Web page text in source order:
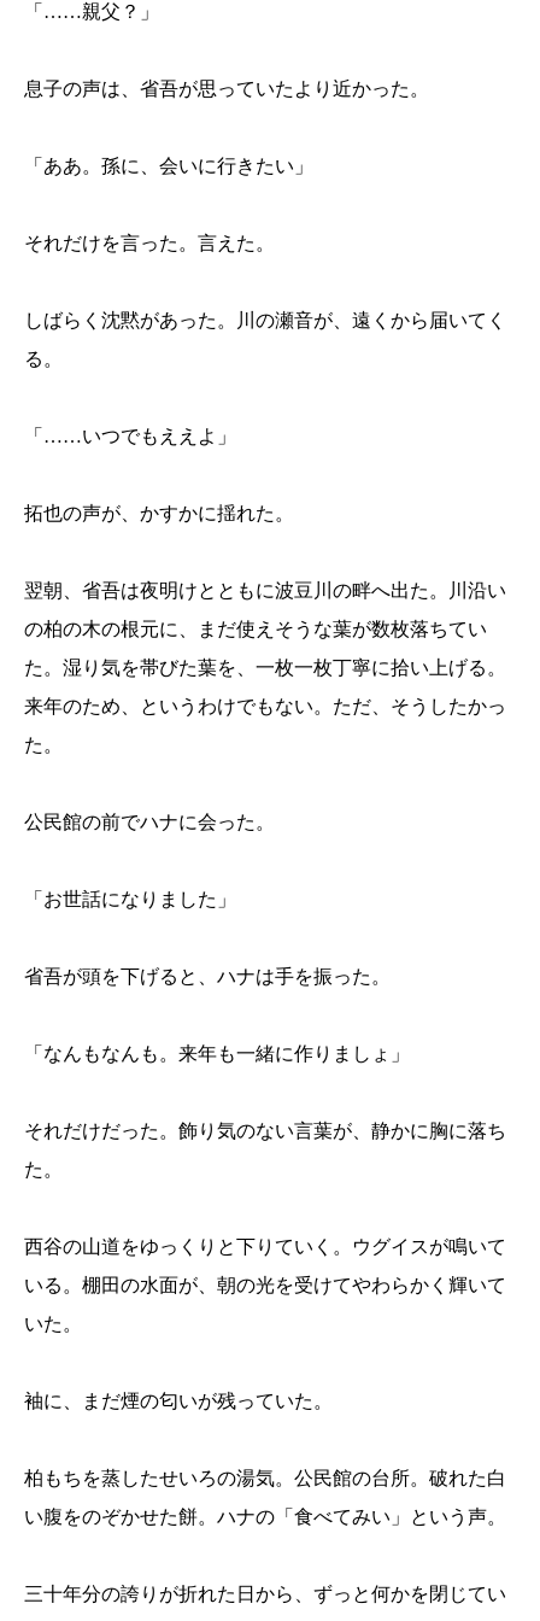
「……親父？」
息子の声は、省吾が思っていたより近かった。
「ああ。孫に、会いに行きたい」
それだけを言った。言えた。
しばらく沈黙があった。川の瀬音が、遠くから届いてく
る。
「……いつでもええよ」
拓也の声が、かすかに揺れた。
翌朝、省吾は夜明けとともに波豆川の畔へ出た。川沿い
の柏の木の根元に、まだ使えそうな葉が数枚落ちてい
た。湿り気を帯びた葉を、一枚一枚丁寧に拾い上げる。
来年のため、というわけでもない。ただ、そうしたかっ
た。
公民館の前でハナに会った。
「お世話になりました」
省吾が頭を下げると、ハナは手を振った。
「なんもなんも。来年も一緒に作りましょ」
それだけだった。飾り気のない言葉が、静かに胸に落ち
た。
西谷の山道をゆっくりと下りていく。ウグイスが鳴いて
いる。棚田の水面が、朝の光を受けてやわらかく輝いて
いた。
袖に、まだ煙の匂いが残っていた。
柏もちを蒸したせいろの湯気。公民館の台所。破れた白
い腹をのぞかせた餅。ハナの「食べてみい」という声。
三十年分の誇りが折れた日から、ずっと何かを閉じてい